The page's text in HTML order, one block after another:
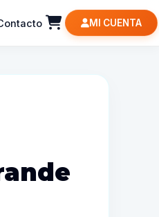
MI CUENTA